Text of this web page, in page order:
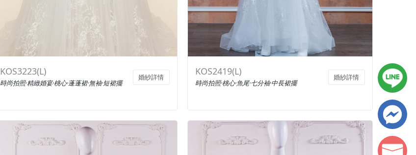
KOS3223(L)
時尚拍照·精緻婚宴·桃心·蓬蓬裙·無袖·短裙擺
婚紗詳情 KOS2419(L)
時尚拍照·桃心·魚尾·七分袖·中長裙擺
婚紗詳情